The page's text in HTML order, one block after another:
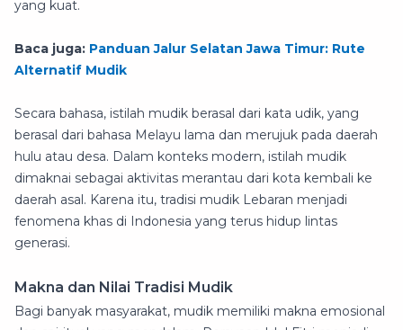
yang kuat.
Baca juga: Panduan Jalur Selatan Jawa Timur: Rute
Alternatif Mudik
Secara bahasa, istilah mudik berasal dari kata udik, yang
berasal dari bahasa Melayu lama dan merujuk pada daerah
hulu atau desa. Dalam konteks modern, istilah mudik
dimaknai sebagai aktivitas merantau dari kota kembali ke
daerah asal. Karena itu, tradisi mudik Lebaran menjadi
fenomena khas di Indonesia yang terus hidup lintas
generasi.
Makna dan Nilai Tradisi Mudik
Bagi banyak masyarakat, mudik memiliki makna emosional